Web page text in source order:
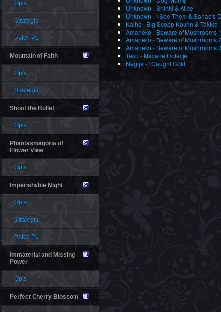
Opis
Strategia
Patch PL
Mountain of Faith
Opis
Strategia
Shoot the Bullet
Opis
Phantasmagoria of
Flower View
Opis
Imperishable Night
Opis
Strategia
Patch PL
Immaterial and Missing
Power
Opis
Perfect Cherry Blossom
Unknown - Shinki & Alice
Unknown - I See Them & Sanae's
Kaiho - Big Scoop Kourin & Tokiko
Amaneko - Beware of Mushrooms 1
Amaneko - Beware of Mushrooms 2
Amaneko - Beware of Mushrooms 3
Tako - Macane Dotacje
Negija - I Caught Cold